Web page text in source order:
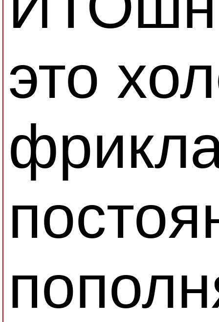
это